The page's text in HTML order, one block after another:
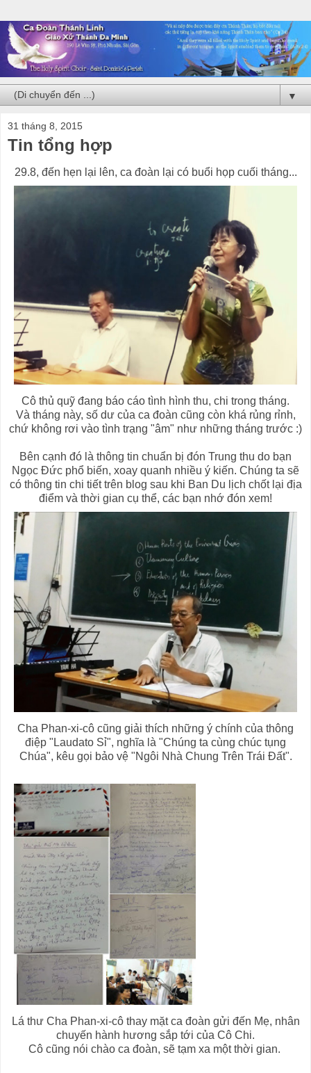
▼
31 tháng 8, 2015
Tin tổng hợp
29.8, đến hẹn lại lên, ca đoàn lại có buổi họp cuối tháng...
Cô thủ quỹ đang báo cáo tình hình thu, chi trong tháng.
Và tháng này, số dư của ca đoàn cũng còn khá rủng rỉnh,
chứ không rơi vào tình trạng "âm" như những tháng trước :)
Bên cạnh đó là thông tin chuẩn bị đón Trung thu do bạn
Ngọc Đức phổ biến, xoay quanh nhiều ý kiến. Chúng ta sẽ
có thông tin chi tiết trên blog sau khi Ban Du lịch chốt lại địa
điểm và thời gian cụ thể, các bạn nhớ đón xem!
Cha Phan-xi-cô cũng giải thích những ý chính của thông
điệp "Laudato Sỉ", nghĩa là "Chúng ta cùng chúc tụng
Chúa", kêu gọi bảo vệ "Ngôi Nhà Chung Trên Trái Đất".
Lá thư Cha Phan-xi-cô thay mặt ca đoàn gửi đến Mẹ, nhân
chuyến hành hương sắp tới của Cô Chi.
Cô cũng nói chào ca đoàn, sẽ tạm xa một thời gian.